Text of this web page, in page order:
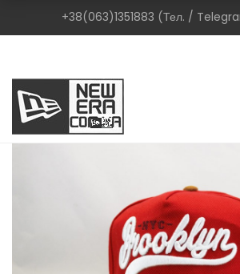
+38(063)1351883 (Тел. /